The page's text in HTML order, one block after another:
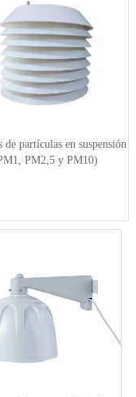
de partículas en suspensión
PM2,5 y PM10)